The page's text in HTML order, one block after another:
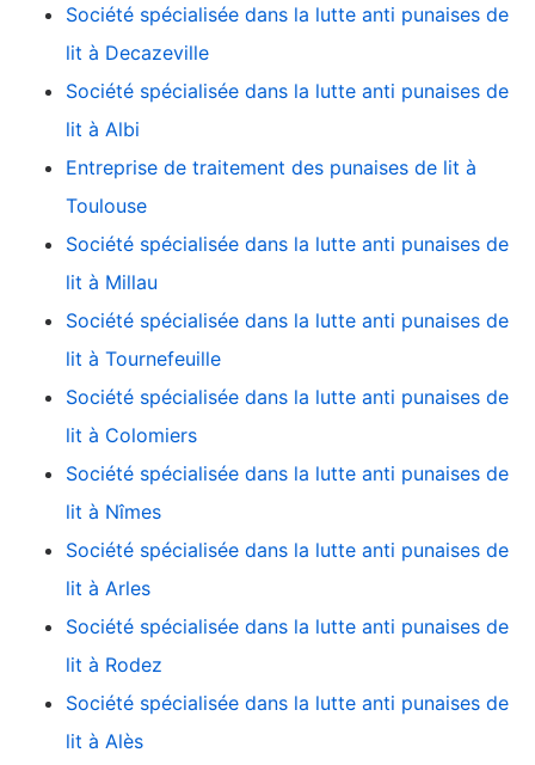
Société spécialisée dans la lutte anti punaises de
lit à Decazeville
Société spécialisée dans la lutte anti punaises de
lit à Albi
Entreprise de traitement des punaises de lit à
Toulouse
Société spécialisée dans la lutte anti punaises de
lit à Millau
Société spécialisée dans la lutte anti punaises de
lit à Tournefeuille
Société spécialisée dans la lutte anti punaises de
lit à Colomiers
Société spécialisée dans la lutte anti punaises de
lit à Nîmes
Société spécialisée dans la lutte anti punaises de
lit à Arles
Société spécialisée dans la lutte anti punaises de
lit à Rodez
Société spécialisée dans la lutte anti punaises de
lit à Alès